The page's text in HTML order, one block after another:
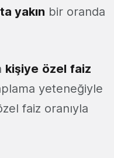
yakın bir oranda
kişiye özel faiz
yeteneğiyle
faiz oranıyla